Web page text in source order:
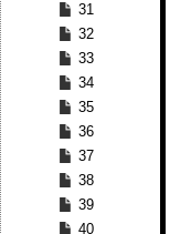
31
32
33
34
35
36
37
38
39
40